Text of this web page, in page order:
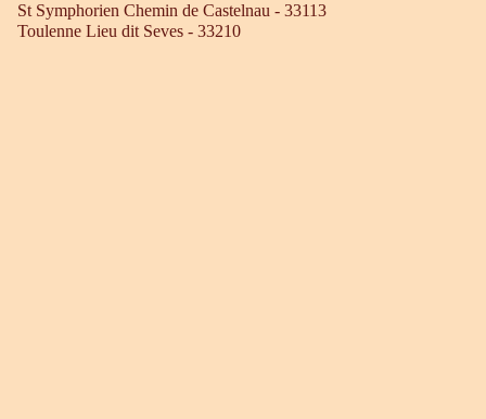
St Symphorien Chemin de Castelnau - 33113
Toulenne Lieu dit Seves - 33210